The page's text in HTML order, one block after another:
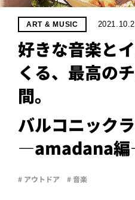
ART & MUSIC
好きな音楽と
くる、最高の
間。
バルコニック
―amadana
# アウトドア # 音楽